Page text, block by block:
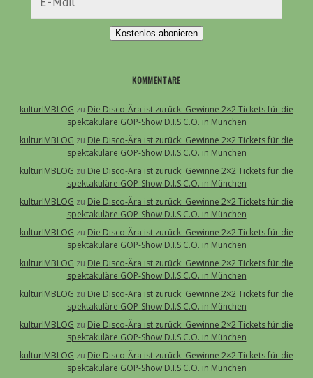
Kostenlos abonieren
KOMMENTARE
kulturIMBLOG zu Die Disco-Ära ist zurück: Gewinne 2×2 Tickets für die
spektakuläre GOP-Show D.I.S.C.O. in München
kulturIMBLOG zu Die Disco-Ära ist zurück: Gewinne 2×2 Tickets für die
spektakuläre GOP-Show D.I.S.C.O. in München
kulturIMBLOG zu Die Disco-Ära ist zurück: Gewinne 2×2 Tickets für die
spektakuläre GOP-Show D.I.S.C.O. in München
kulturIMBLOG zu Die Disco-Ära ist zurück: Gewinne 2×2 Tickets für die
spektakuläre GOP-Show D.I.S.C.O. in München
kulturIMBLOG zu Die Disco-Ära ist zurück: Gewinne 2×2 Tickets für die
spektakuläre GOP-Show D.I.S.C.O. in München
kulturIMBLOG zu Die Disco-Ära ist zurück: Gewinne 2×2 Tickets für die
spektakuläre GOP-Show D.I.S.C.O. in München
kulturIMBLOG zu Die Disco-Ära ist zurück: Gewinne 2×2 Tickets für die
spektakuläre GOP-Show D.I.S.C.O. in München
kulturIMBLOG zu Die Disco-Ära ist zurück: Gewinne 2×2 Tickets für die
spektakuläre GOP-Show D.I.S.C.O. in München
kulturIMBLOG zu Die Disco-Ära ist zurück: Gewinne 2×2 Tickets für die
spektakuläre GOP-Show D.I.S.C.O. in München